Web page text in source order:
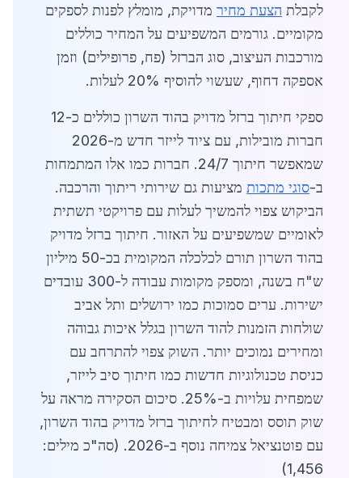
לקבלת הצעת מחיר מדויקת, מומלץ לפנות לספקים
מקומיים. גורמים המשפיעים על המחיר כוללים
מורכבות העיצוב, סוג הברזל (פח, פרופילים) וזמן
אספקה דחוף, שעשוי להוסיף 20% לעלות.
ספקי חיתוך ברזל מדויק בהוד השרון כוללים כ-12
חברות מובילות, עם ציוד לייזר חדש מ-2026
שמאפשר חיתוך 24/7. חברות כמו אלו המתמחות
ב-סוגי מתכות מציעות גם שירותי ריתוך והרכבה.
הביקוש צפוי להמשיך לעלות עם פרויקטי תשתית
לאומיים שמשפיעים על האזור. חיתוך ברזל מדויק
בהוד השרון תורם לכלכלה המקומית בכ-50 מיליון
ש"ח בשנה, ומספק מקומות עבודה ל-300 עובדים
ישירות. ערים סמוכות כמו ירושלים ותל אביב
שולחות הזמנות להוד השרון בגלל איכות גבוהה
ומחירים נמוכים יותר. השוק צפוי להתרחב עם
כניסת טכנולוגיות חדשות כמו חיתוך סיב לייזר,
שמפחית עלויות ב-25%. סיכום הסקירה מראה על
שוק תוסס ומבטיח לחיתוך ברזל מדויק בהוד השרון,
עם פוטנציאל צמיחה נוסף ב-2026. (סה"כ מילים:
1,456)